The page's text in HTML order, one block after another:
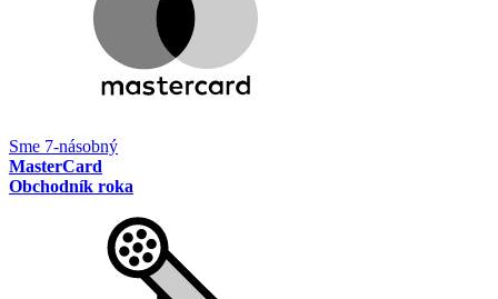
Sme 7-násobný
MasterCard
Obchodník roka